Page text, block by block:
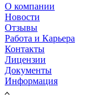
О компании
Новости
Отзывы
Работа и Карьера
Контакты
Лицензии
Документы
Информация